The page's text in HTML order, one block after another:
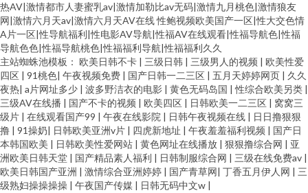
热AV|激情都市人妻蜜乳av|激情加勒比av无码|激情九月桃色|激情狼友
网|激情六月天av|激情六月天AV在线性鲍视频欧美国产一区|性大交色情
A片一区|性导航福利|性电影AV导航|性福AV在线观看|性福导航色|性福
导航色色|性福导航桃色|性福福利导航|性福福利久久
主站蜘蛛池模板： 欧美日韩不卡 | 三级日韩 | 三级男人的视频 | 欧美性爱
四区 | 91桃色| 午夜视频免费 | 国产日韩一二三区 | 五月天婷婷网页 | 久久
夜热| a片网址多少 | 波多野洁衣的电影 | 黄色无码岛国 |性综合欧美另类 |
三级AV在线播 | 国产不卡的视频 | 欧美四区 | 日韩欧美一二三区 | 窝窝三
级片 | 在线观看国产99 | 午夜在线影院 | 日韩午夜视频在线 | 日日撸狠狠
撸 | 91操奶| 日韩欧美亚洲v片 | 四虎新地址 | 午夜羞羞福利视频 | 国产日
本韩国欧美 | 日韩欧美性爱网站 | 黄色网址在线播放 | 狠狠撸综合网 | 亚
洲欧美日韩天堂 | 国产精品素人福利 | 日韩制服综合网 | 三级在线免费av |
欧美日韩国产亚洲 | 激情综合亚洲婷婷 | 国产青草网| 丁香五月伊人网 | 三
级熟妇操操操操 | 午夜国产传媒 | 日韩无码中文w |